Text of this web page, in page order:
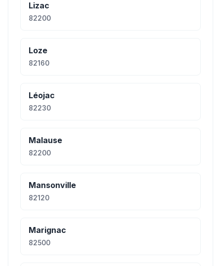
Lizac
82200
Loze
82160
Léojac
82230
Malause
82200
Mansonville
82120
Marignac
82500